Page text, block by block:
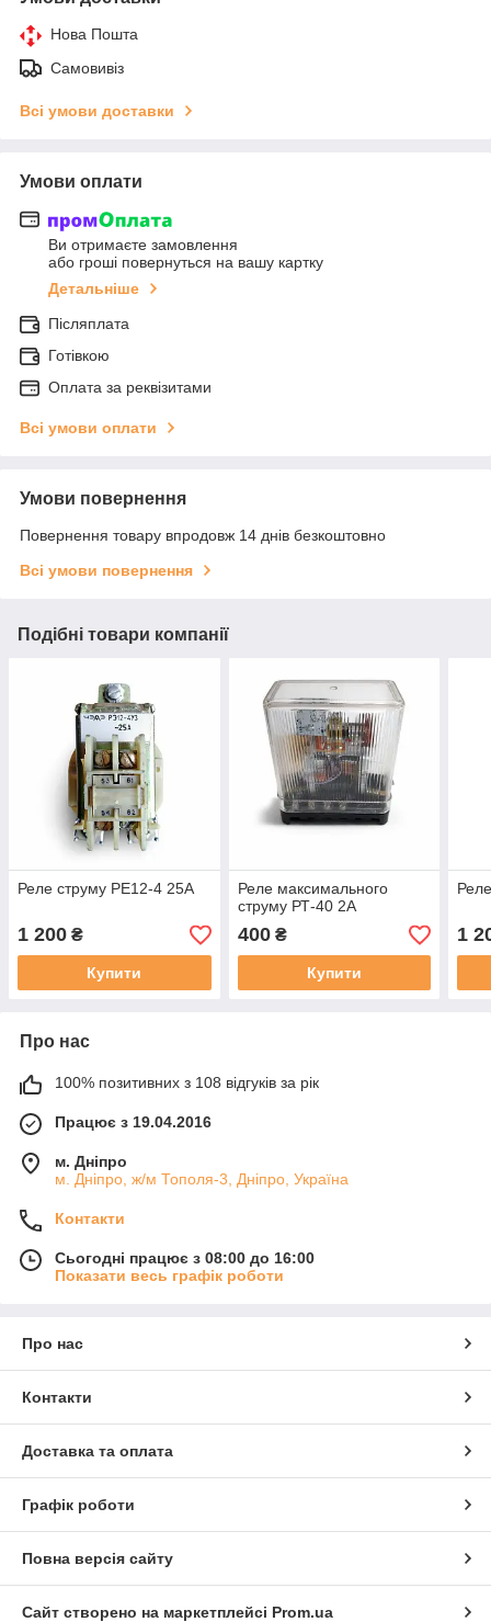
Нова Пошта
Самовивіз
Всі умови доставки
Умови оплати
Ви отримаєте замовлення
або гроші повернуться на вашу картку
Детальніше
Післяплата
Готівкою
Оплата за реквізитами
Всі умови оплати
Умови повернення
Повернення товару впродовж 14 днів безкоштовно
Всі умови повернення
Подібні товари компанії
Реле струму РЕ12-4 25А
1 200 ₴
Купити
Реле максимального
струму РТ-40 2А
400₴
Купити
1
Про нас
100% позитивних з 108 відгуків за рік
Працює з 19.04.2016
м. Дніпро
м. Дніпро, ж/м Тополя-3, Дніпро, Україна
Контакти
Сьогодні працює з 08:00 до 16:00
Показати весь графік роботи
Про нас
Контакти
Доставка та оплата
Графік роботи
Повна версія сайту
Сайт створено на маркетплейсі Prom.ua